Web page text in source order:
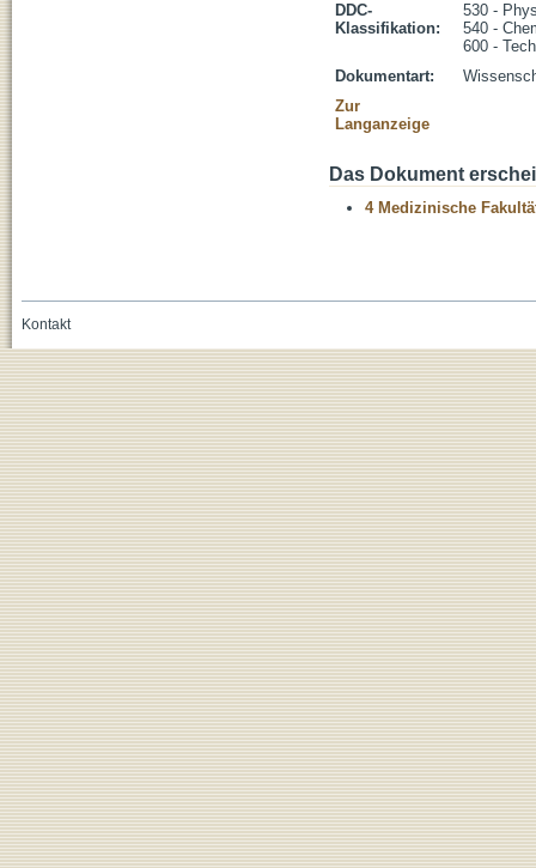
DDC-
Klassifikation:
530 -
540 -
600 -
Dokumentart:
Zur
Langanzeige
Das Dokument
4 Medizinische
Kontakt